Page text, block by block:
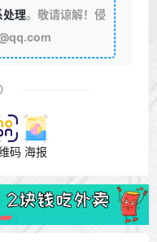
处理。敬请谅解！侵
码 海报